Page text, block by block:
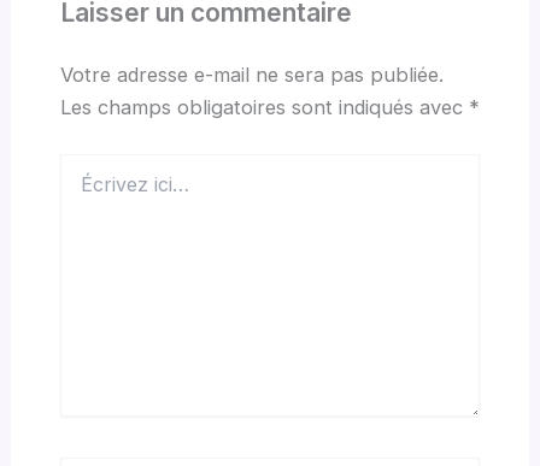
Laisser un commentaire
Votre adresse e-mail ne sera pas publiée.
Les champs obligatoires sont indiqués avec *
ici…